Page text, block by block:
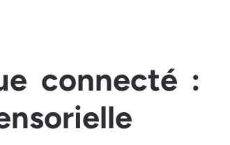
connecté :